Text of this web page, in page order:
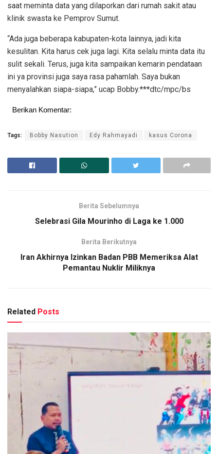
saat meminta data yang dilaporkan dari rumah sakit atau
klinik swasta ke Pemprov Sumut.
“Ada juga beberapa kabupaten-kota lainnya, jadi kita
kesulitan. Kita harus cek juga lagi. Kita selalu minta data itu
sulit sekali. Terus, juga kita sampaikan kemarin pendataan
ini ya provinsi juga saya rasa pahamlah. Saya bukan
menyalahkan siapa-siapa,” ucap Bobby.***dtc/mpc/bs
Berikan Komentar:
Tags: Bobby Nasution Edy Rahmayadi kasus Corona
Berita Sebelumnya
Selebrasi Gila Mourinho di Laga ke 1.000
Berita Berikutnya
Iran Akhirnya Izinkan Badan PBB Memeriksa Alat
Pemantau Nuklir Miliknya
Related Posts